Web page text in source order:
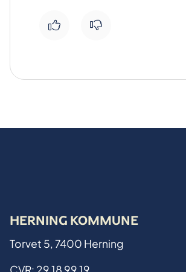
HERNING KOMMUNE
Torvet 5, 7400 Herning